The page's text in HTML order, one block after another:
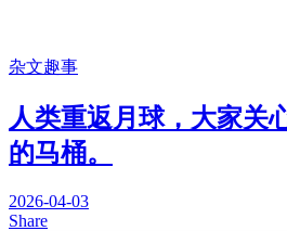
杂文趣事
人类重返月球，大家关
的马桶。
2026-04-03
Share